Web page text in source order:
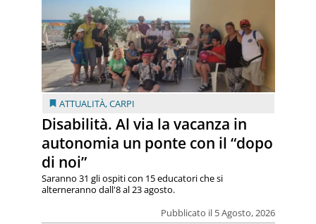
ATTUALITÀ,CARPI
Disabilità. Al via la vacanza in
autonomia un ponte con il “dopo
di noi”
Pubblicato il 5 Agosto, 2026
Saranno 31 gli ospiti con 15 educatori che si
alterneranno dall'8 al 23 agosto.